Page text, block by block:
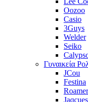
Oozoo
Casio
3Guys
Welder
Seiko
Γυναικεία
JCou
Festina
Roamer